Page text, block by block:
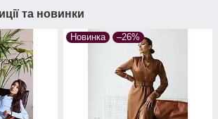
та новинки
Новинка –26%